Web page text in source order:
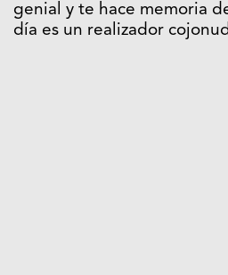
genial y te hace memoria
día es un realizador